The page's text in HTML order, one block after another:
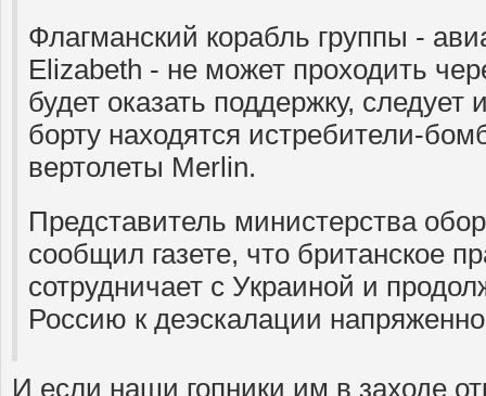
Флагманский корабль группы -
Elizabeth - не может проходить
будет оказать поддержку, следует
борту находятся истребители-
вертолеты Merlin.
Представитель министерства
сообщил газете, что британское
сотрудничает с Украиной и
Россию к деэскалации
И если наши гопники им в заходе